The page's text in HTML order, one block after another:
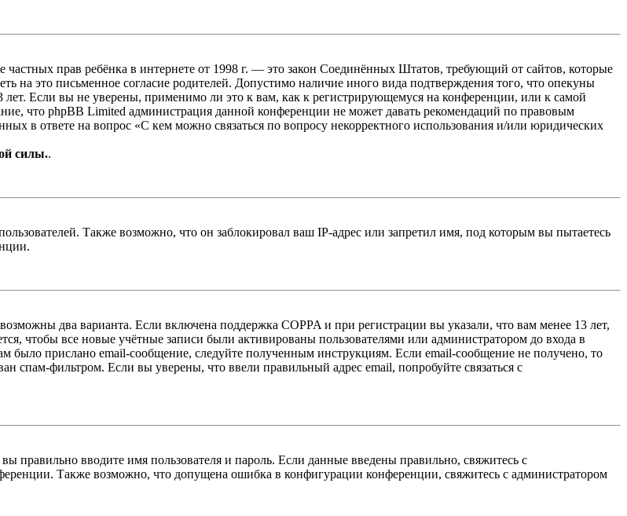
прав ребёнка в интернете от 1998 г. — это закон Соединённых Штатов, требующий от сайтов, которые
на это письменное согласие родителей. Допустимо наличие иного вида подтверждения того, что опекуны
Если вы не уверены, применимо ли это к вам, как к регистрирующемуся на конференции, или к самой
что phpBB Limited администрация данной конференции не может давать рекомендаций по правовым
в ответе на вопрос «С кем можно связаться по вопросу некорректного использования и/или юридических
силы..
Также возможно, что он заблокировал ваш IP-адрес или запретил имя, под которым вы пытаетесь
два варианта. Если включена поддержка COPPA и при регистрации вы указали, что вам менее 13 лет,
чтобы все новые учётные записи были активированы пользователями или администратором до входа в
было прислано email-сообщение, следуйте полученным инструкциям. Если email-сообщение не получено, то
спам-фильтром. Если вы уверены, что ввели правильный адрес email, попробуйте связаться с
правильно вводите имя пользователя и пароль. Если данные введены правильно, свяжитесь с
Также возможно, что допущена ошибка в конфигурации конференции, свяжитесь с администратором